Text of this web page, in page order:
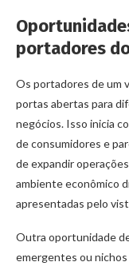
portadores
Os portadores de um
portas abertas para
negócios. Isso inicia
de consumidores e
de expandir
ambiente econômico
apresentadas pelo
Outra oportunidade
emergentes ou